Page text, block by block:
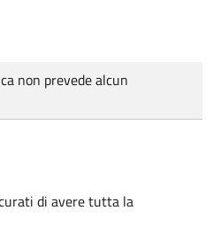
non prevede alcun
di avere tutta la